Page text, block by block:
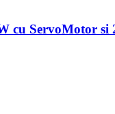
cu ServoMotor